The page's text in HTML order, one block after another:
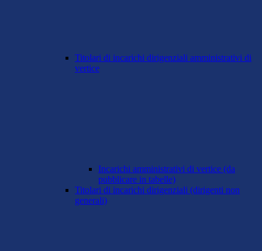
Titolari di incarichi dirigenziali amministrativi di
vertice
Incarichi amministrativi di vertice (da
pubblicare in tabelle)
Titolari di incarichi dirigenziali (dirigenti non
generali)